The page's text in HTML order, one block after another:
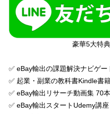
豪華5大特
✅ eBay輸出の課題解決ナビゲー
✅ 起業・副業の教科書Kindle書
✅ eBay輸出リサーチ動画集 70本
✅ eBay輸出スタートUdemy講座